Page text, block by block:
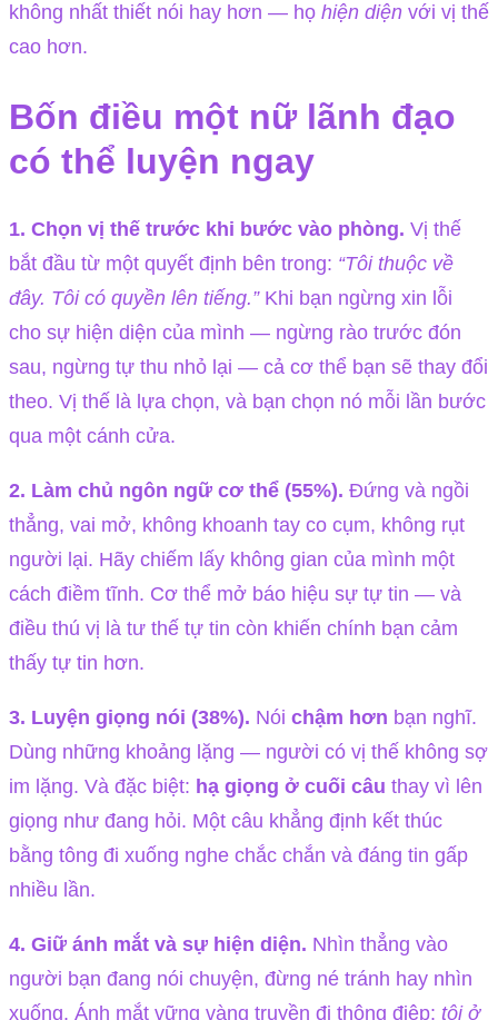
không nhất thiết nói hay hơn — họ hiện diện với vị thế
cao hơn.
Bốn điều một nữ lãnh đạo
có thể luyện ngay
1. Chọn vị thế trước khi bước vào phòng. Vị thế
bắt đầu từ một quyết định bên trong: “Tôi thuộc về
đây. Tôi có quyền lên tiếng.”Khi bạn ngừng xin lỗi
cho sự hiện diện của mình — ngừng rào trước đón
sau, ngừng tự thu nhỏ lại — cả cơ thể bạn sẽ thay đổi
theo. Vị thế là lựa chọn, và bạn chọn nó mỗi lần bước
qua một cánh cửa.
2. Làm chủ ngôn ngữ cơ thể (55%). Đứng và ngồi
thẳng, vai mở, không khoanh tay co cụm, không rụt
người lại. Hãy chiếm lấy không gian của mình một
cách điềm tĩnh. Cơ thể mở báo hiệu sự tự tin — và
điều thú vị là tư thế tự tin còn khiến chính bạn cảm
thấy tự tin hơn.
3. Luyện giọng nói (38%). Nói chậm hơn bạn nghĩ.
Dùng những khoảng lặng — người có vị thế không sợ
im lặng. Và đặc biệt: hạ giọng ở cuối câu thay vì lên
giọng như đang hỏi. Một câu khẳng định kết thúc
bằng tông đi xuống nghe chắc chắn và đáng tin gấp
nhiều lần.
4. Giữ ánh mắt và sự hiện diện. Nhìn thẳng vào
người bạn đang nói chuyện, đừng né tránh hay nhìn
xuống. Ánh mắt vững vàng truyền đi thông điệp: tôi ở